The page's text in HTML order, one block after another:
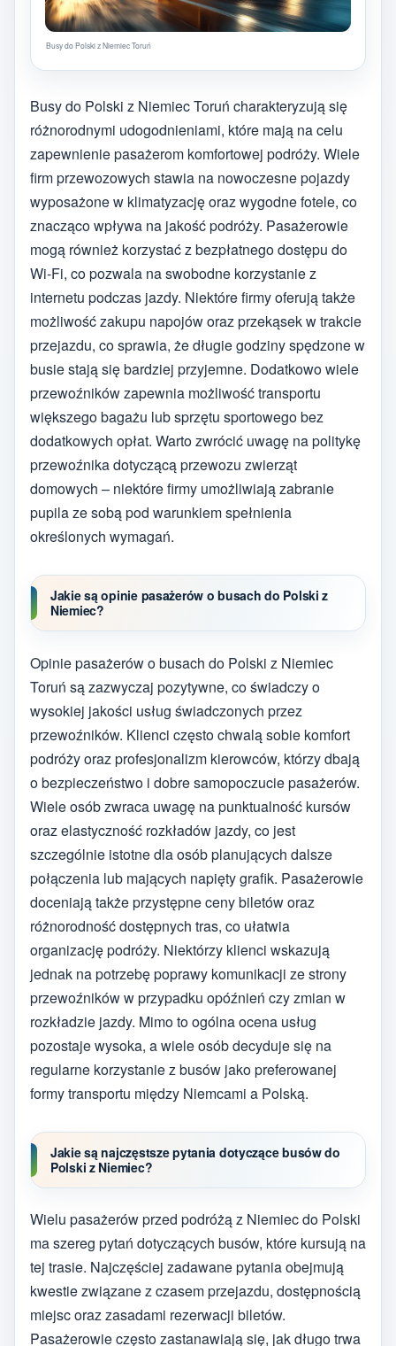
Busy do Polski z Niemiec Toruń
Busy do Polski z Niemiec Toruń charakteryzują się
różnorodnymi udogodnieniami, które mają na celu
zapewnienie pasażerom komfortowej podróży. Wiele
firm przewozowych stawia na nowoczesne pojazdy
wyposażone w klimatyzację oraz wygodne fotele, co
znacząco wpływa na jakość podróży. Pasażerowie
mogą również korzystać z bezpłatnego dostępu do
Wi-Fi, co pozwala na swobodne korzystanie z
internetu podczas jazdy. Niektóre firmy oferują także
możliwość zakupu napojów oraz przekąsek w trakcie
przejazdu, co sprawia, że długie godziny spędzone w
busie stają się bardziej przyjemne. Dodatkowo wiele
przewoźników zapewnia możliwość transportu
większego bagażu lub sprzętu sportowego bez
dodatkowych opłat. Warto zwrócić uwagę na politykę
przewoźnika dotyczącą przewozu zwierząt
domowych – niektóre firmy umożliwiają zabranie
pupila ze sobą pod warunkiem spełnienia
określonych wymagań.
Jakie są opinie pasażerów o busach do Polski z
Niemiec?
Opinie pasażerów o busach do Polski z Niemiec
Toruń są zazwyczaj pozytywne, co świadczy o
wysokiej jakości usług świadczonych przez
przewoźników. Klienci często chwalą sobie komfort
podróży oraz profesjonalizm kierowców, którzy dbają
o bezpieczeństwo i dobre samopoczucie pasażerów.
Wiele osób zwraca uwagę na punktualność kursów
oraz elastyczność rozkładów jazdy, co jest
szczególnie istotne dla osób planujących dalsze
połączenia lub mających napięty grafik. Pasażerowie
doceniają także przystępne ceny biletów oraz
różnorodność dostępnych tras, co ułatwia
organizację podróży. Niektórzy klienci wskazują
jednak na potrzebę poprawy komunikacji ze strony
przewoźników w przypadku opóźnień czy zmian w
rozkładzie jazdy. Mimo to ogólna ocena usług
pozostaje wysoka, a wiele osób decyduje się na
regularne korzystanie z busów jako preferowanej
formy transportu między Niemcami a Polską.
Jakie są najczęstsze pytania dotyczące busów do
Polski z Niemiec?
Wielu pasażerów przed podróżą z Niemiec do Polski
ma szereg pytań dotyczących busów, które kursują na
tej trasie. Najczęściej zadawane pytania obejmują
kwestie związane z czasem przejazdu, dostępnością
miejsc oraz zasadami rezerwacji biletów.
Pasażerowie często zastanawiają się, jak długo trwa